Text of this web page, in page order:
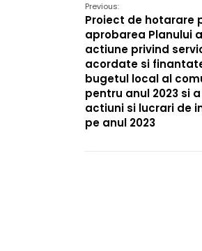
Previous:
Proiect de hotarare
aprobarea Planului
actiune privind
acordate si
bugetul local al
pentru anul 2023 si
actiuni si lucrari de
pe anul 2023